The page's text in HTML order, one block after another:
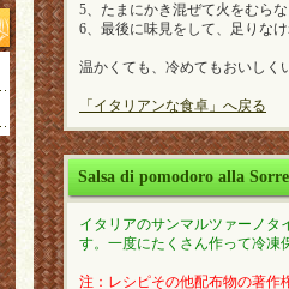
5、たまにかき混ぜて火をむら
6、最後に味見をして、足りな
温かくても、冷めてもおいしく
「イタリアンな食卓」へ戻る
Salsa di pomodoro alla
イタリアのサンマルツァーノタ
す。一度にたくさん作って冷凍
注：レシピその他配布物の著作